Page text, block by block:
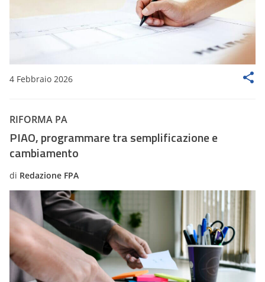
4 Febbraio 2026
RIFORMA PA
PIAO, programmare tra semplificazione e
cambiamento
di Redazione FPA